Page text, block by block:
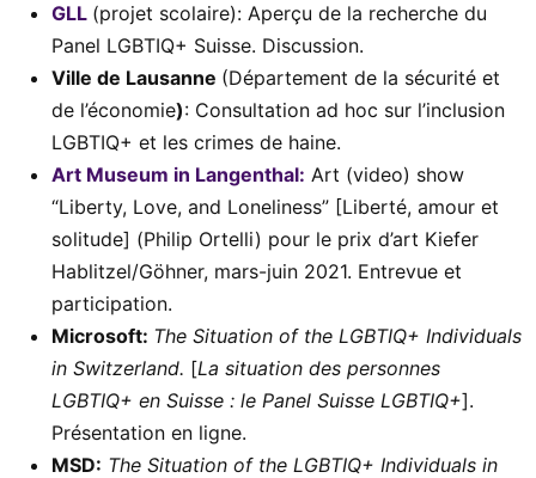
GLL (projet scolaire): Aperçu de la recherche du
Panel LGBTIQ+ Suisse. Discussion.
Ville de Lausanne (Département de la sécurité et
de l’économie): Consultation ad hoc sur l’inclusion
LGBTIQ+ et les crimes de haine.
Art Museum in Langenthal: Art (video) show
“Liberty, Love, and Loneliness” [Liberté, amour et
solitude] (Philip Ortelli) pour le prix d’art Kiefer
Hablitzel/Göhner, mars-juin 2021. Entrevue et
participation.
Microsoft: The Situation of the LGBTIQ+ Individuals
in Switzerland. [La situation des personnes
LGBTIQ+ en Suisse : le Panel Suisse LGBTIQ+].
Présentation en ligne.
MSD: The Situation of the LGBTIQ+ Individuals in